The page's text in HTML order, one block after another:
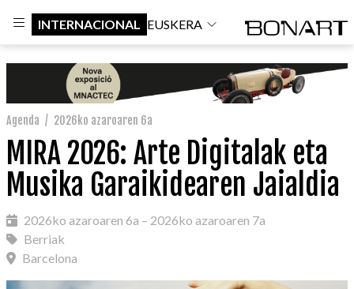
INTERNACIONAL EUSKERA
Agenda / 2026ko azaroaren 6a
MIRA 2026: Arte Digitalak eta
Musika Garaikidearen Jaialdia
2026ko azaroaren 6a – 2026ko azaroaren 7a
Berriak
Barcelona